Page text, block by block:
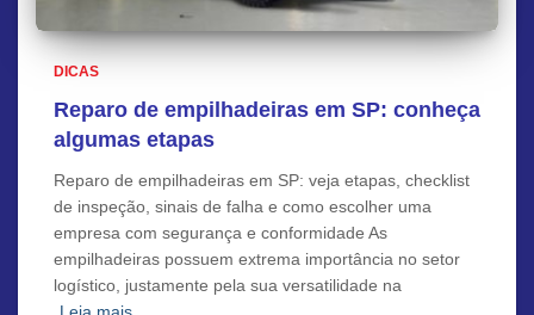
DICAS
Reparo de empilhadeiras em SP: conheça
algumas etapas
Reparo de empilhadeiras em SP: veja etapas, checklist
de inspeção, sinais de falha e como escolher uma
empresa com segurança e conformidade As
empilhadeiras possuem extrema importância no setor
logístico, justamente pela sua versatilidade na